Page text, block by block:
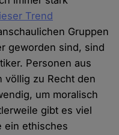
Trend
Gruppen
geworden sind, sind
Personen aus
völlig zu Recht den
um moralisch
gibt es viel
ein ethisches